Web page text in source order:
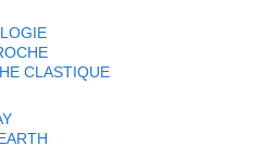
CLASTIQUE